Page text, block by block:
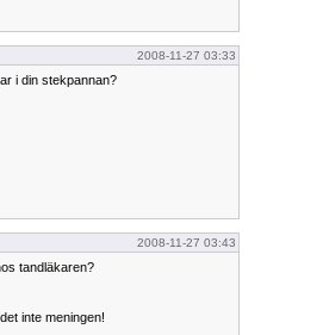
2008-11-27 03:33
i din stekpannan?
2008-11-27 03:43
tandläkaren?
inte meningen!